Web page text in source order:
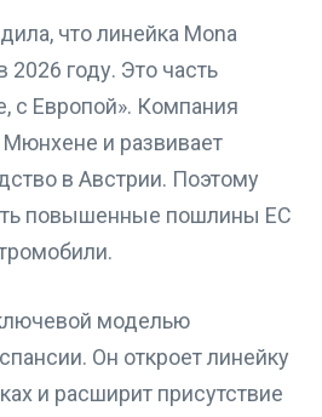
что линейка Mona
2026 году. Это часть
с Европой». Компания
Мюнхене и развивает
в Австрии. Поэтому
повышенные пошлины ЕС
моделью
Он откроет линейку
и расширит присутствие